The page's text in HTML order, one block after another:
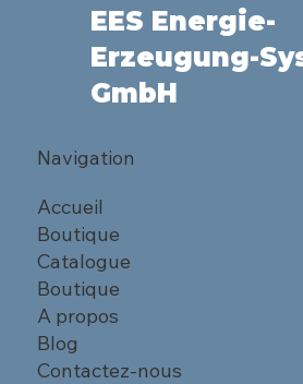
EES Energie-
Erzeugung-
GmbH
Navigation
Accueil
Boutique
Catalogue
Boutique
A propos
Blog
Contactez-nous